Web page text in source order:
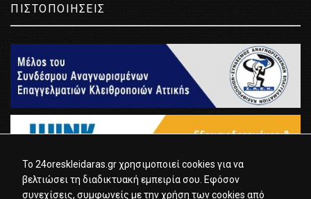
ΠΙΣΤΟΠΟΙΗΣΕΙΣ
To 24oreskleidaras.gr χρησιμοποιεί cookies για να
βελτιώσει τη διαδικτυακή εμπειρία σου. Εφόσον
συνεχίσεις, συμφωνείς με την χρήση των cookies από